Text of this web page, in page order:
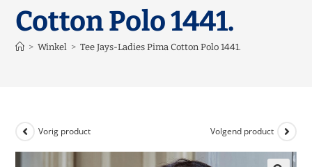
Cotton Polo 1441.
> Winkel > Tee Jays-Ladies Pima Cotton Polo 1441.
Vorig product Volgend product